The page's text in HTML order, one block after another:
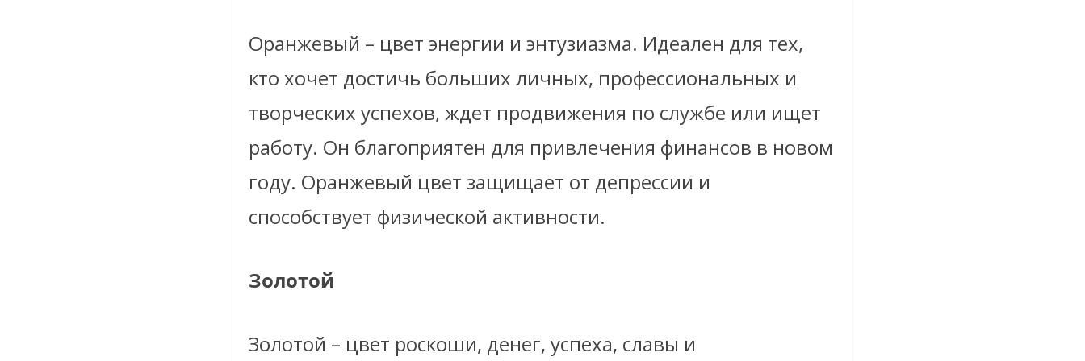
Оранжевый – цвет энергии и энтузиазма. Идеален для тех,
кто хочет достичь больших личных, профессиональных и
творческих успехов, ждет продвижения по службе или ищет
работу. Он благоприятен для привлечения финансов в новом
году. Оранжевый цвет защищает от депрессии и
способствует физической активности.
Золотой
Золотой – цвет роскоши, денег, успеха, славы и